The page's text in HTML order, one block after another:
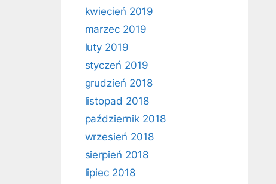
kwiecień 2019
marzec 2019
luty 2019
styczeń 2019
grudzień 2018
listopad 2018
październik 2018
wrzesień 2018
sierpień 2018
lipiec 2018